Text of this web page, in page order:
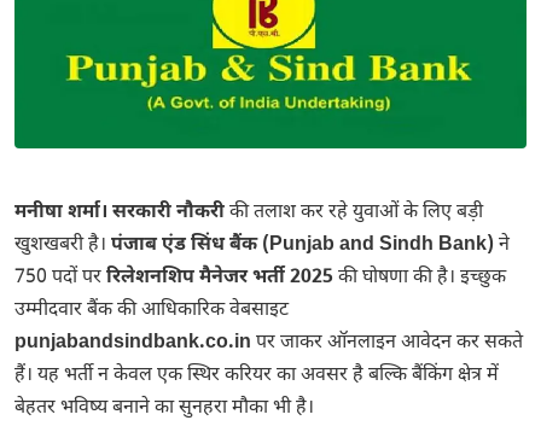
मनीषा शर्मा। सरकारी नौकरीकी तलाश कर रहे युवाओं के लिए बड़ी
खुशखबरी है। पंजाब एंड सिंध बैंक (Punjab and Sindh Bank) ने
750 पदों पररिलेशनशिप मैनेजर भर्ती 2025 की घोषणा की है। इच्छुक
उम्मीदवार बैंक की आधिकारिक वेबसाइट
punjabandsindbank.co.in पर जाकर ऑनलाइन आवेदन कर सकते
हैं। यह भर्ती न केवल एक स्थिर करियर का अवसर है बल्कि बैंकिंग क्षेत्र में
बेहतर भविष्य बनाने का सुनहरा मौका भी है।